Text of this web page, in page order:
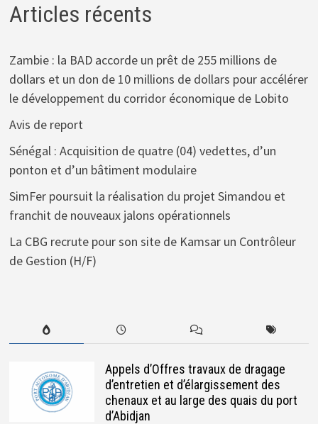
Articles récents
Zambie : la BAD accorde un prêt de 255 millions de
dollars et un don de 10 millions de dollars pour accélérer
le développement du corridor économique de Lobito
Avis de report
Sénégal : Acquisition de quatre (04) vedettes, d’un
ponton et d’un bâtiment modulaire
SimFer poursuit la réalisation du projet Simandou et
franchit de nouveaux jalons opérationnels
La CBG recrute pour son site de Kamsar un Contrôleur
de Gestion (H/F)
Appels d’Offres travaux de dragage
d’entretien et d’élargissement des
chenaux et au large des quais du port
d’Abidjan